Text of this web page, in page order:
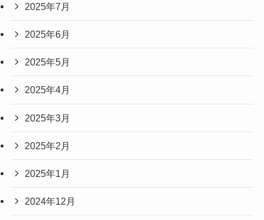
2025年7月
2025年6月
2025年5月
2025年4月
2025年3月
2025年2月
2025年1月
2024年12月